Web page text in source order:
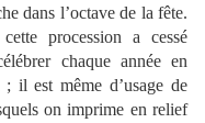
dans l’octave de la fête.
procession a cessé
chaque année en
il est même d’usage de
on imprime en relief